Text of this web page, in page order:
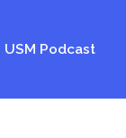
USM Podcast